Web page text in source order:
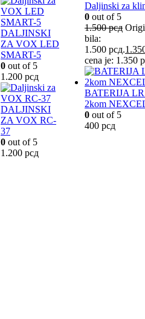
DALJINSKI
ZA VOX LED
SMART-5
0 out of 5
1.200 рсд
DALJINSKI
ZA VOX RC-
37
0 out of 5
1.200 рсд
Daljinski za
0 out of 5
1.500рсд
bila:
1.500 рсд.
cena je: 1.350
BATERIJA
2kom
0 out of 5
400 рсд